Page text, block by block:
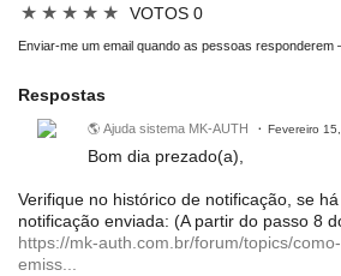
★ ★ ★ ★ ★ VOTOS 0
Enviar-me um email quando as pessoas responderem
Respostas
🌎 Ajuda sistema MK-AUTH Fevereiro
Bom dia prezado(a),
Verifique no histórico de notificação, se
notificação enviada: (A partir do passo 8
https://mk-auth.com.br/forum/topics/
emiss...